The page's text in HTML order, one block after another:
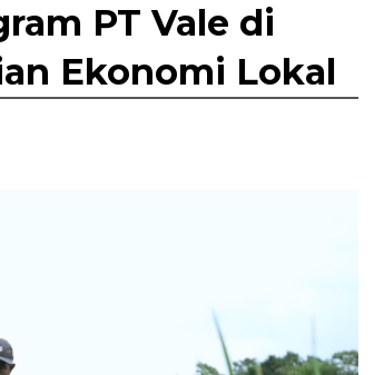
PT Vale di
Ekonomi Lokal